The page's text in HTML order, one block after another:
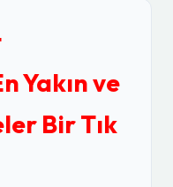
Yakın ve
Bir Tık